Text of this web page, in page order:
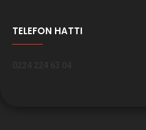
TELEFON HATTI